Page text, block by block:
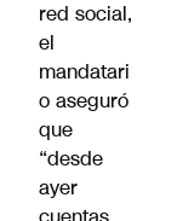
red social,
el
mandatari
o aseguró
que
“desde
ayer